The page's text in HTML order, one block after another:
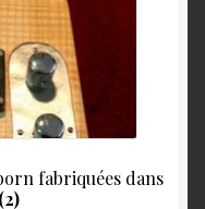
fabriquées dans
(2)